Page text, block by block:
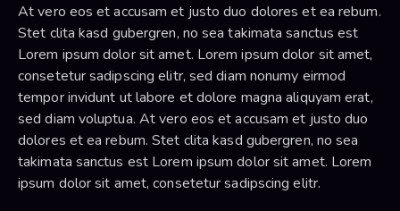
At vero eos et accusam et justo duo dolores et ea rebum.
Stet clita kasd gubergren, no sea takimata sanctus est
Lorem ipsum dolor sit amet. Lorem ipsum dolor sit amet,
consetetur sadipscing elitr, sed diam nonumy eirmod
tempor invidunt ut labore et dolore magna aliquyam erat,
sed diam voluptua. At vero eos et accusam et justo duo
dolores et ea rebum. Stet clita kasd gubergren, no sea
takimata sanctus est Lorem ipsum dolor sit amet. Lorem
ipsum dolor sit amet, consetetur sadipscing elitr.